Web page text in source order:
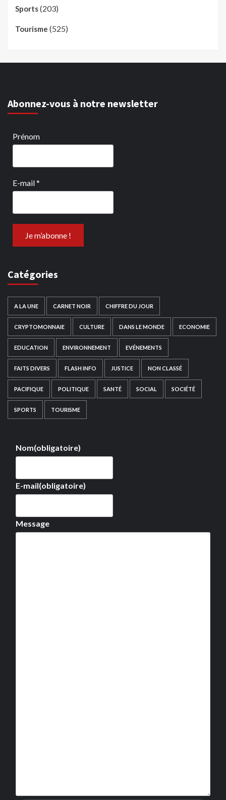
Sports(203)
Tourisme (525)
Abonnez-vous à notre newsletter
Prénom
E-mail*
Catégories
A LA UNE CARNET NOIR CHIFFRE DU JOUR
CRYPTOMONNAIE CULTURE DANS LE MONDE ECONOMIE
EDUCATION ENVIRONNEMENT EVÉNEMENTS
FAITS DIVERS FLASH INFO JUSTICE NON CLASSÉ
PACIFIQUE POLITIQUE SANTÉ SOCIAL SOCIÉTÉ
SPORTS TOURISME
Nom(obligatoire)
E-mail(obligatoire)
Message